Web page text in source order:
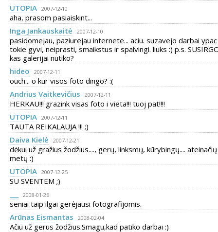
UTOPIA 2007-12-10
aha, prasom pasiaiskint...
Inga Jankauskaitė
2007-12-10
pasidomejau, paziurejau internete... aciu. suzavejo darbai ypac
tokie gyvi, neiprasti, smaikstus ir spalvingi. liuks :) p.s.
kas galerijai nutiko?
hideo
2007-12-11
ouch... o kur visos foto dingo? :(
Andrius Vaitkevičius
2007-12-11
HERKAU!!! grazink visas foto i vieta!!! tuoj pat!!!!
UTOPIA 2007-12-11
TAUTA REIKALAUJA !!! ;)
Daiva Kielė
2007-12-21
dėkui už gražius žodžius...., gerų, linksmų, kūrybingų.... ateinačių
metų :)
UTOPIA 2007-12-25
SU SVENTEM ;)
2008-01-26
seniai taip ilgai gerėjausi fotografijomis.
Arūnas Eismantas
2008-02-04
Ačiū už gerus žodžius.Smagu,kad patiko darbai :)